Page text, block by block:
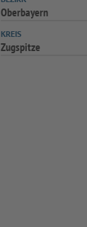
Oberbayern
KREIS
Zugspitze